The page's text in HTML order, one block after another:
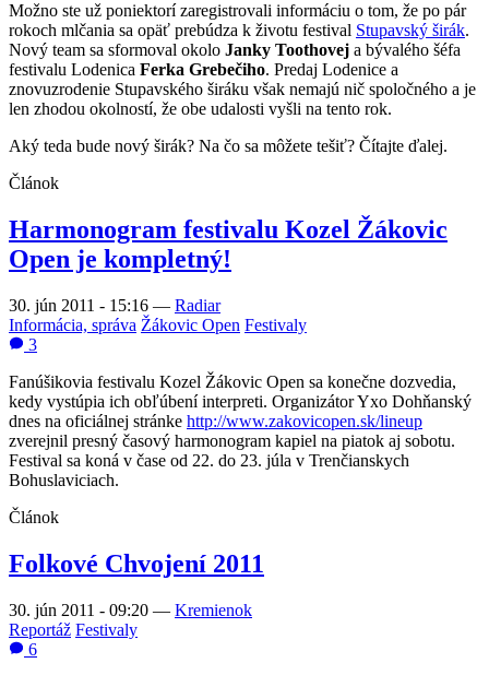
Možno ste už poniektorí zaregistrovali informáciu o tom, že po pár
rokoch mlčania sa opäť prebúdza k životu festival Stupavský širák.
Nový team sa sformoval okolo Janky Toothovej a bývalého šéfa
festivalu Lodenica Ferka Grebečiho. Predaj Lodenice a
znovuzrodenie Stupavského širáku však nemajú nič spoločného a je
len zhodou okolností, že obe udalosti vyšli na tento rok.
Aký teda bude nový širák? Na čo sa môžete tešiť? Čítajte ďalej.
Článok
Harmonogram festivalu Kozel Žákovic
Open je kompletný!
30. jún 2011 - 15:16 — Radiar
Informácia, správa Žákovic Open Festivaly
3
Fanúšikovia festivalu Kozel Žákovic Open sa konečne dozvedia,
kedy vystúpia ich obľúbení interpreti. Organizátor Yxo Dohňanský
dnes na oficiálnej stránke http://www.zakovicopen.sk/lineup
zverejnil presný časový harmonogram kapiel na piatok aj sobotu.
Festival sa koná v čase od 22. do 23. júla v Trenčianskych
Bohuslaviciach.
Článok
Folkové Chvojení 2011
30. jún 2011 - 09:20 — Kremienok
Reportáž Festivaly
6